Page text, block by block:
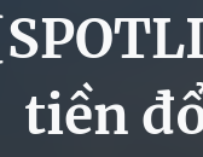
tiền